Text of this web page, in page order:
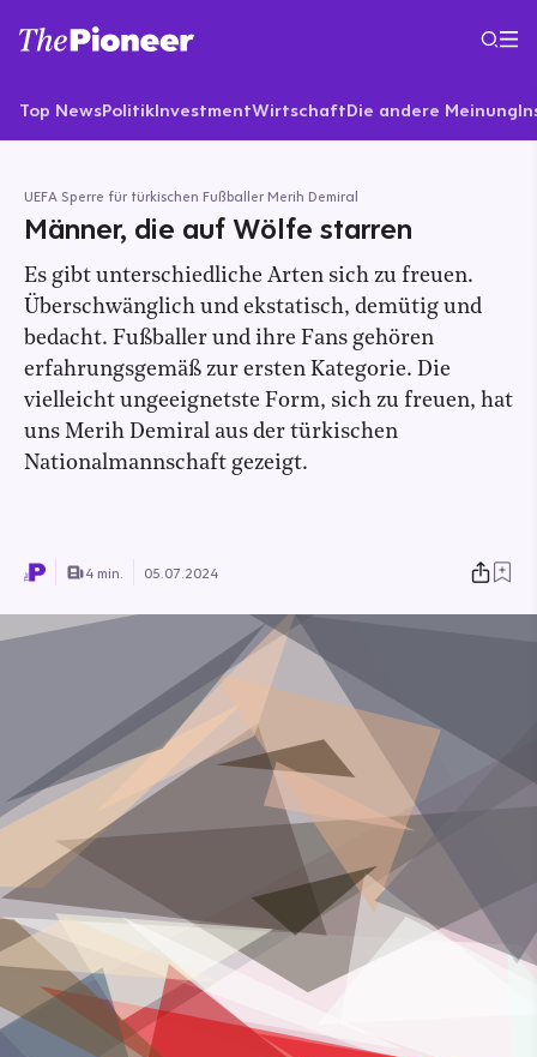
Top NewsPolitikInvestmentWirtschaftDie andere Meinung
UEFA Sperre für türkischen Fußballer Merih Demiral
Männer, die auf Wölfe starren
Es gibt unterschiedliche Arten sich zu freuen.
Überschwänglich und ekstatisch, demütig und
bedacht. Fußballer und ihre Fans gehören
erfahrungsgemäß zur ersten Kategorie. Die
vielleicht ungeeignetste Form, sich zu freuen, hat
uns Merih Demiral aus der türkischen
Nationalmannschaft gezeigt.
4 min. 05.07.2024